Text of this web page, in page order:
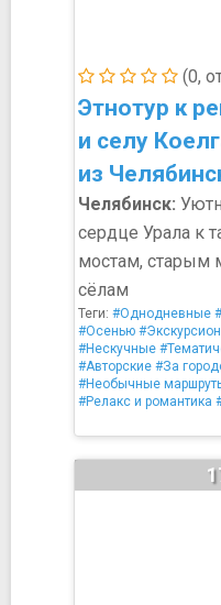
(0,
Этнотур к
и селу
из
Челябинск:
сердце Урала к
мостам, старым
сёлам
Теги: #Однодневные
#Осенью
#Нескучные
#Авторские #За
#Необычные
#Релакс и романтика